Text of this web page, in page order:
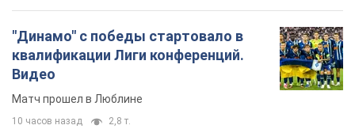
"Динамо" с победы стартовало в
квалификации Лиги конференций.
Видео
Матч прошел в Люблине
10 часов назад 2,8 т.